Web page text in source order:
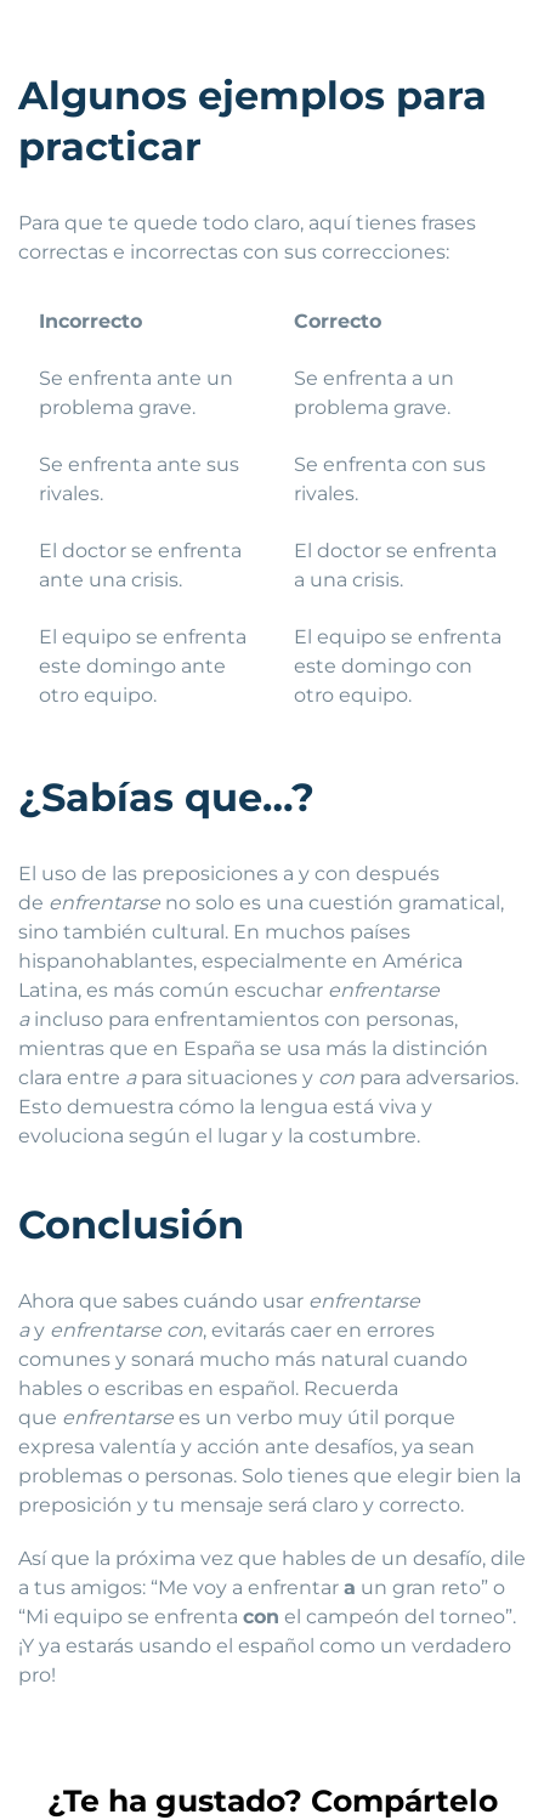
Algunos ejemplos para
practicar
Para que te quede todo claro, aquí tienes frases
correctas e incorrectas con sus correcciones:
Incorrecto Correcto
Se enfrenta ante un
problema grave.
Se enfrenta a un
problema grave.
Se enfrenta ante sus
rivales.
Se enfrenta con sus
rivales.
El doctor se enfrenta
ante una crisis.
El doctor se enfrenta
a una crisis.
El equipo se enfrenta
este domingo ante
otro equipo.
El equipo se enfrenta
este domingo con
otro equipo.
¿Sabías que…?
El uso de las preposiciones a y con después
de enfrentarse no solo es una cuestión gramatical,
sino también cultural. En muchos países
hispanohablantes, especialmente en América
Latina, es más común escuchar enfrentarse
aincluso para enfrentamientos con personas,
mientras que en España se usa más la distinción
clara entre apara situaciones y con para adversarios.
Esto demuestra cómo la lengua está viva y
evoluciona según el lugar y la costumbre.
Conclusión
Ahora que sabes cuándo usar enfrentarse
ay enfrentarse con, evitarás caer en errores
comunes y sonará mucho más natural cuando
hables o escribas en español. Recuerda
que enfrentarse es un verbo muy útil porque
expresa valentía y acción ante desafíos, ya sean
problemas o personas. Solo tienes que elegir bien la
preposición y tu mensaje será claro y correcto.
Así que la próxima vez que hables de un desafío, dile
a tus amigos: “Me voy a enfrentar a un gran reto” o
“Mi equipo se enfrenta con el campeón del torneo”.
¡Y ya estarás usando el español como un verdadero
pro!
¿Te ha gustado? Compártelo